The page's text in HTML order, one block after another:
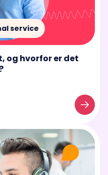
service
og hvorfor er det